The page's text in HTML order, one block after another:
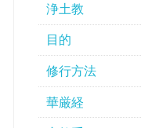
浄土教
目的
修行方法
華厳経